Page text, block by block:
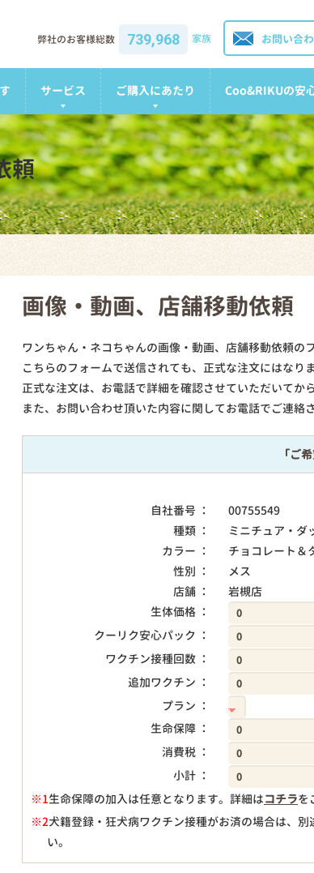
お問い合
弊社のお客様総数 739,968 家族
サービス ご購入にあたり Coo&RIKUの安
頼
画像・動画、店舗移動依頼
ワンちゃん・ネコちゃんの画像・動画、店舗移動依頼の
こちらのフォームで送信されても、正式な注文にはなり
正式な注文は、お電話で詳細を確認させていただいてか
また、お問い合わせ頂いた内容に関してお電話でご連絡
「ご
自社番号 ：
00755549
種類 ：
ミニチュア・ダ
カラー ：
チョコレート＆
性別 ：
メス
店舗 ：
岩槻店
生体価格 ：
クーリク安心パック ：
ワクチン接種回数 ：
追加ワクチン ：
プラン ：
生命保障 ：
消費税 ：
小計 ：
※1生命保障の加入は任意となります。詳細はコチラを
※2犬籍登録・狂犬病ワクチン接種がお済の場合は、
い。